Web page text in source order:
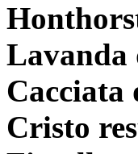
Lavanda
Cacciata
Cristo